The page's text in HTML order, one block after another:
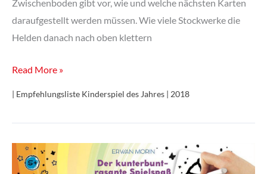
Zwischenboden gibt vor, wie und welche nächsten Karten
daraufgestellt werden müssen. Wie viele Stockwerke die
Helden danach nach oben klettern
Rhino
Battle
Read More »
| Empfehlungsliste Kinderspiel des Jahres | 2018